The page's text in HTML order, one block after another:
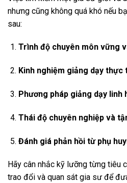
nhưng cũng không quá khó nếu
sau:
Trình độ chuyên môn vững
Kinh nghiệm giảng dạy thực
Phương pháp giảng dạy linh
Thái độ chuyên nghiệp và
Đánh giá phản hồi từ phụ
Hãy cân nhắc kỹ lưỡng từng tiêu
trao đổi và quan sát gia sư để